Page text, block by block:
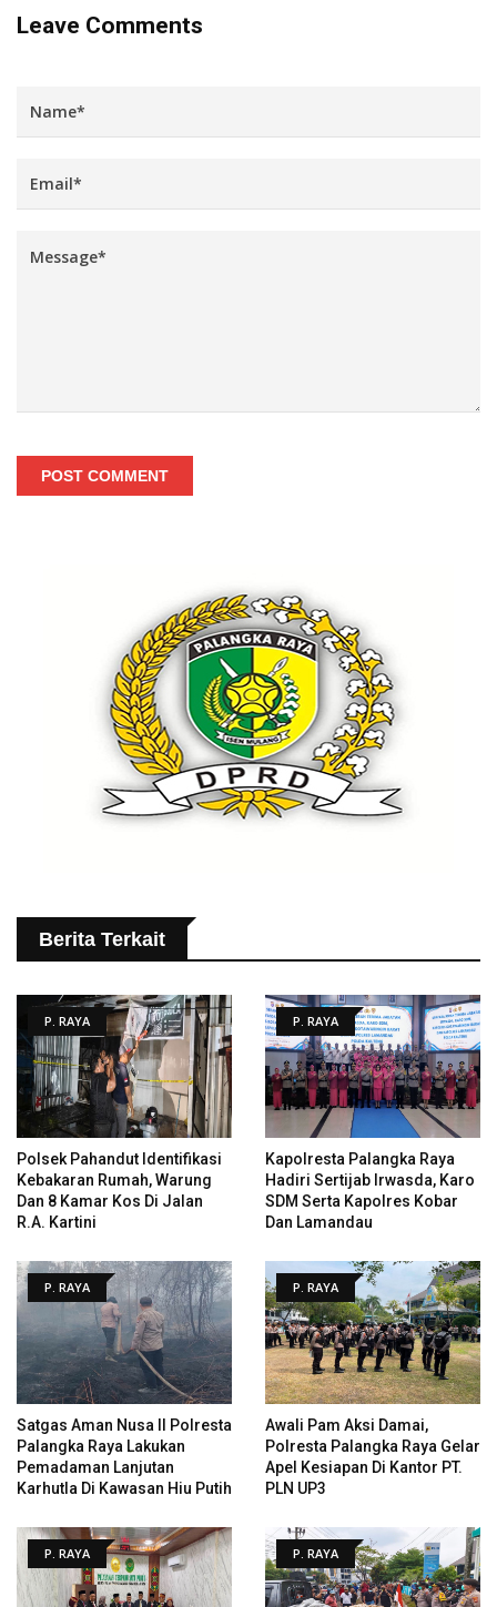
Leave Comments
POST COMMENT
Berita Terkait
P. RAYA
Polsek Pahandut Identifikasi
Kebakaran Rumah, Warung
Dan 8 Kamar Kos Di Jalan
R.A. Kartini
P. RAYA
Kapolresta Palangka Raya
Hadiri Sertijab Irwasda, Karo
SDM Serta Kapolres Kobar
Dan Lamandau
P. RAYA
Satgas Aman Nusa II Polresta
Palangka Raya Lakukan
Pemadaman Lanjutan
Karhutla Di Kawasan Hiu Putih
P. RAYA
Awali Pam Aksi Damai,
Polresta Palangka Raya Gelar
Apel Kesiapan Di Kantor PT.
PLN UP3
P. RAYA P. RAYA